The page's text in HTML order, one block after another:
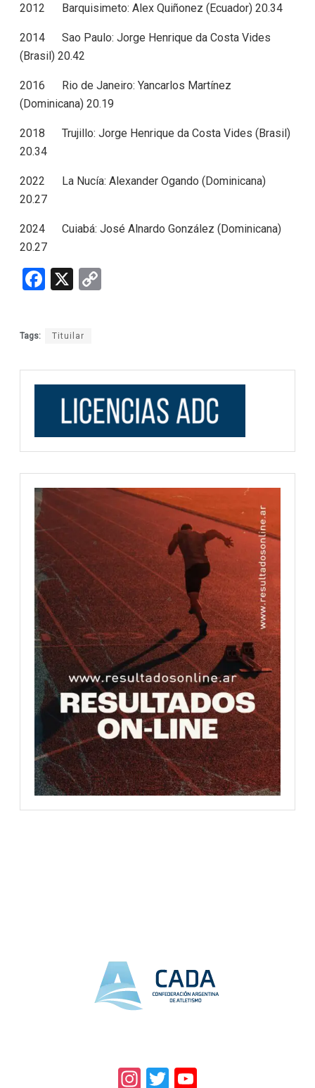
2012 Barquisimeto: Alex Quiñonez (Ecuador) 20.34
2014 Sao Paulo: Jorge Henrique da Costa Vides
(Brasil) 20.42
2016 Rio de Janeiro: Yancarlos Martínez
(Dominicana) 20.19
2018 Trujillo: Jorge Henrique da Costa Vides (Brasil)
20.34
2022 La Nucía: Alexander Ogando (Dominicana)
20.27
2024 Cuiabá: José Alnardo González (Dominicana)
20.27
F
b
o
o
X C
n
k
Tags: Tituilar
Instagram
Twitter